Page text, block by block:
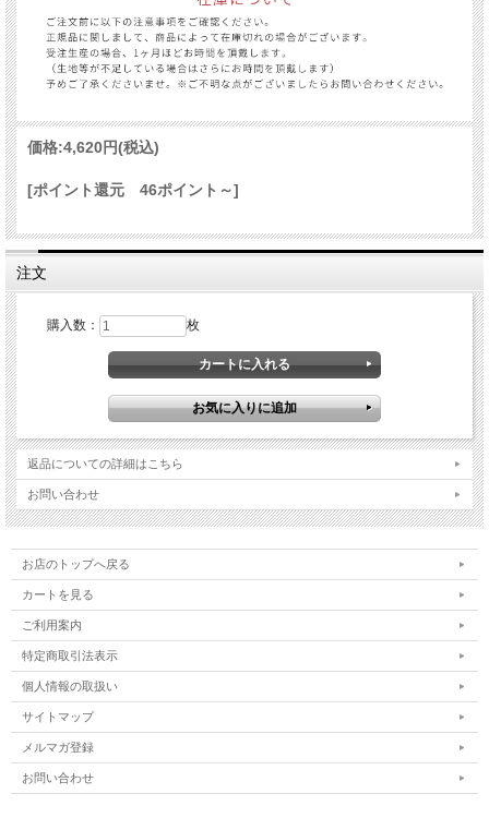
価格:4,620円(税込)
[ポイント還元 46ポイント～]
注文
購入数： 枚
返品についての詳細はこちら
お問い合わせ
お店のトップへ戻る
カートを見る
ご利用案内
特定商取引法表示
個人情報の取扱い
サイトマップ
メルマガ登録
お問い合わせ